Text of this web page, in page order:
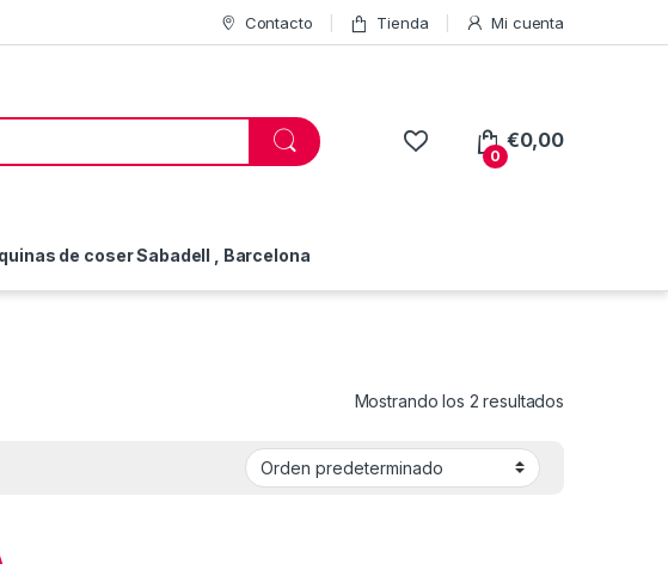
Contacto Tienda Mi cuenta
0
€0,00
de coser Sabadell , Barcelona
Mostrando los 2 resultados